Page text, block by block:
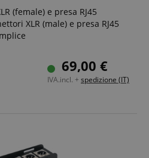
(female) e presa RJ45
XLR (male) e presa RJ45
analogici o digitali tramite
a piacere
da 10 m
69,00 €
IVA.incl. + spedizione (IT)